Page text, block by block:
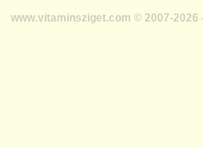
www.vitaminsziget.com © 2007-2026